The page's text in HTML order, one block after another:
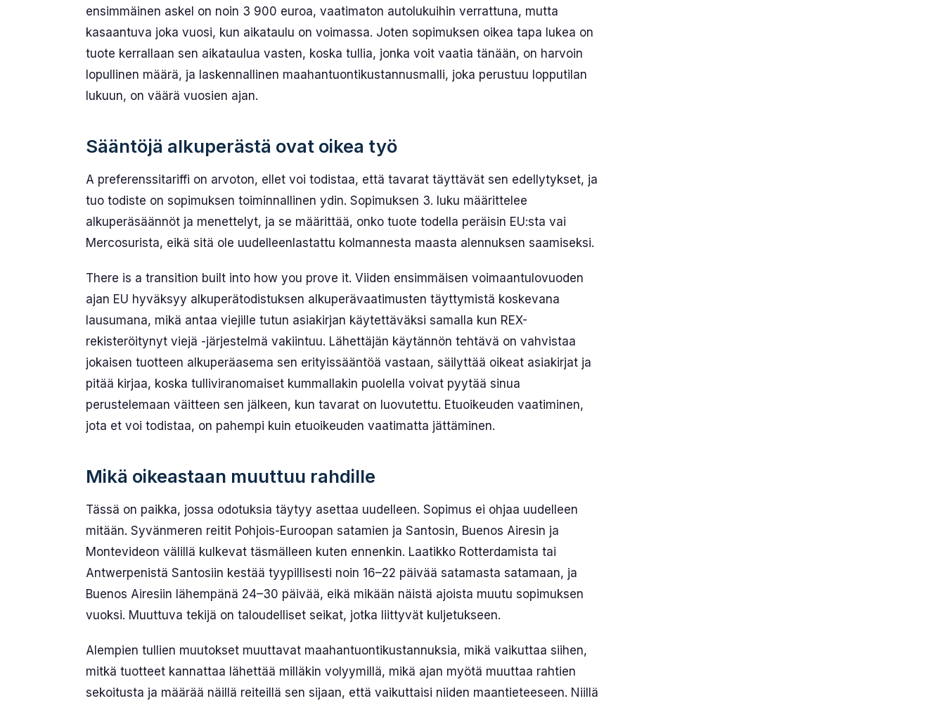
ensimmäinen askel on noin 3 900 euroa, vaatimaton autolukuihin verrattuna, mutta
kasaantuva joka vuosi, kun aikataulu on voimassa. Joten sopimuksen oikea tapa lukea on
tuote kerrallaan sen aikataulua vasten, koska tullia, jonka voit vaatia tänään, on harvoin
lopullinen määrä, ja laskennallinen maahantuontikustannusmalli, joka perustuu lopputilan
lukuun, on väärä vuosien ajan.
Sääntöjä alkuperästä ovat oikea työ
A preferenssitariffi on arvoton, ellet voi todistaa, että tavarat täyttävät sen edellytykset, ja
tuo todiste on sopimuksen toiminnallinen ydin. Sopimuksen 3. luku määrittelee
alkuperäsäännöt ja menettelyt, ja se määrittää, onko tuote todella peräisin EU:sta vai
Mercosurista, eikä sitä ole uudelleenlastattu kolmannesta maasta alennuksen saamiseksi.
There is a transition built into how you prove it. Viiden ensimmäisen voimaantulovuoden
ajan EU hyväksyy alkuperätodistuksen alkuperävaatimusten täyttymistä koskevana
lausumana, mikä antaa viejille tutun asiakirjan käytettäväksi samalla kun REX-
rekisteröitynyt viejä -järjestelmä vakiintuu. Lähettäjän käytännön tehtävä on vahvistaa
jokaisen tuotteen alkuperäasema sen erityissääntöä vastaan, säilyttää oikeat asiakirjat ja
pitää kirjaa, koska tulliviranomaiset kummallakin puolella voivat pyytää sinua
perustelemaan väitteen sen jälkeen, kun tavarat on luovutettu. Etuoikeuden vaatiminen,
jota et voi todistaa, on pahempi kuin etuoikeuden vaatimatta jättäminen.
Mikä oikeastaan muuttuu rahdille
Tässä on paikka, jossa odotuksia täytyy asettaa uudelleen. Sopimus ei ohjaa uudelleen
mitään. Syvänmeren reitit Pohjois-Euroopan satamien ja Santosin, Buenos Airesin ja
Montevideon välillä kulkevat täsmälleen kuten ennenkin. Laatikko Rotterdamista tai
Antwerpenistä Santosiin kestää tyypillisesti noin 16–22 päivää satamasta satamaan, ja
Buenos Airesiin lähempänä 24–30 päivää, eikä mikään näistä ajoista muutu sopimuksen
vuoksi. Muuttuva tekijä on taloudelliset seikat, jotka liittyvät kuljetukseen.
Alempien tullien muutokset muuttavat maahantuontikustannuksia, mikä vaikuttaa siihen,
mitkä tuotteet kannattaa lähettää milläkin volyymillä, mikä ajan myötä muuttaa rahtien
sekoitusta ja määrää näillä reiteillä sen sijaan, että vaikuttaisi niiden maantieteeseen. Niillä